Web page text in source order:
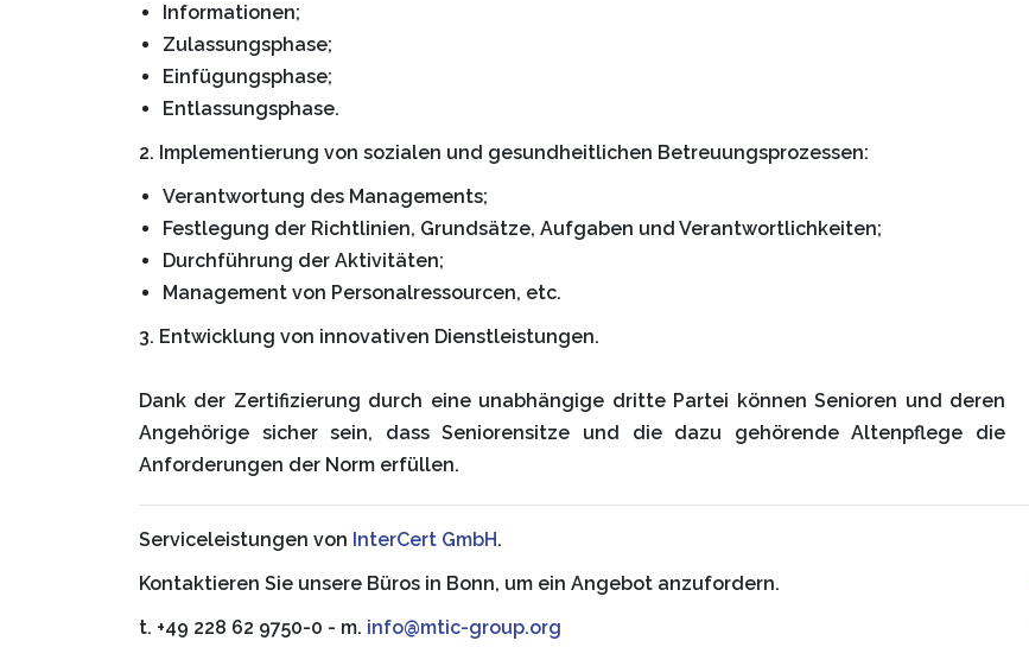
Informationen;
Zulassungsphase;
Einfügungsphase;
Entlassungsphase.
2. Implementierung von sozialen und gesundheitlichen Betreuungsprozessen:
Verantwortung des Managements;
Festlegung der Richtlinien, Grundsätze, Aufgaben und Verantwortlichkeiten;
Durchführung der Aktivitäten;
Management von Personalressourcen, etc.
3. Entwicklung von innovativen Dienstleistungen.
Dank der Zertifizierung durch eine unabhängige dritte Partei können Senioren und deren
Angehörige sicher sein, dass Seniorensitze und die dazu gehörende Altenpflege die
Anforderungen der Norm erfüllen.
Serviceleistungen von InterCert GmbH.
Kontaktieren Sie unsere Büros in Bonn, um ein Angebot anzufordern.
t. +49 228 62 9750-0 - m. info@mtic-group.org